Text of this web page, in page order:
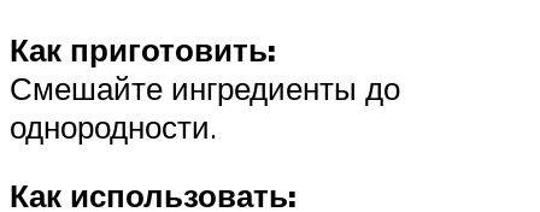
Как приготовить:
Смешайте ингредиенты до
однородности.
Как использовать: